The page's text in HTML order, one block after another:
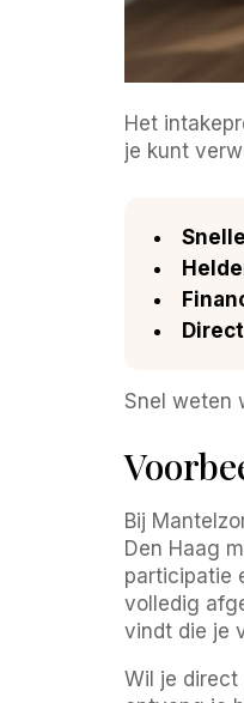
Het
je kunt
Snel weten
Bij
Den Haag
participatie
volledig
vindt die je
Wil je